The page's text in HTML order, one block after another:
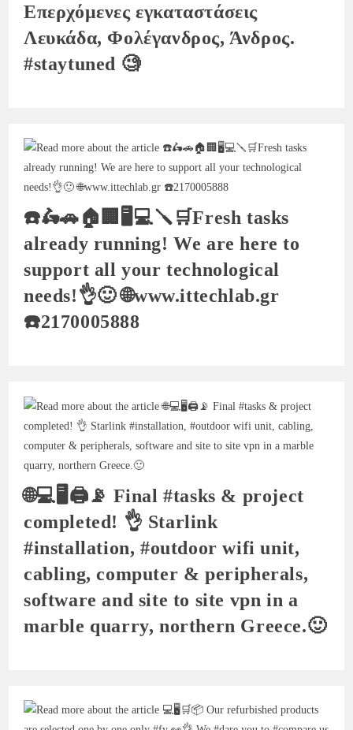
Επερχόμενες εγκαταστάσεις
Λευκάδα, Φολέγανδρος, Άνδρος.
#staytuned 🧐
☎️🛵🚗🏠🏢🖥💻🪛🛒Fresh tasks
already running! We are here to
support all your technological
needs!👌🙂 🌐www.ittechlab.gr
☎️2170005888
🌐💻🖥🖨📡 Final #tasks & project
completed! 👌 Starlink
#installation, #outdoor wifi unit,
cabling, computer & peripherals,
software and site to site vpn in a
marble quarry, northern Greece.🙂